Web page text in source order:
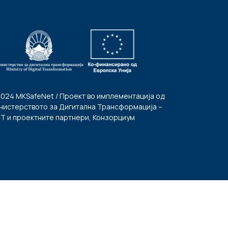
MKSafeNet / Проект во имплементација од
за Дигитална Трансформација –
и проектните партнери, Конзорциум